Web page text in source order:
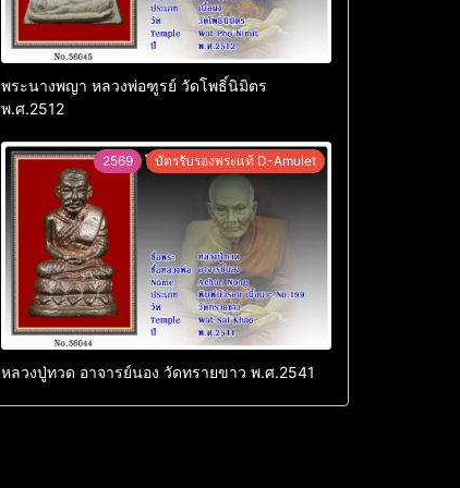
พระนางพญา หลวงพ่อฑูรย์ วัดโพธิ์นิมิตร
พ.ศ.2512
2569 บัตรรับรองพระแท้ D-Amulet
หลวงปู่ทวด อาจารย์นอง วัดทรายขาว พ.ศ.2541